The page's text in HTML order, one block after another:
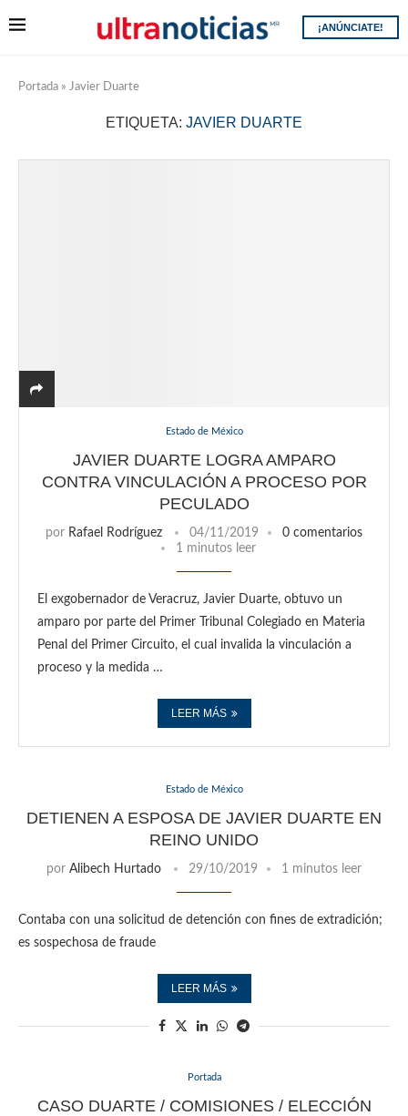
¡ANÚNCIATE!
Portada » Javier Duarte
ETIQUETA: JAVIER DUARTE
Estado de México
JAVIER DUARTE LOGRA AMPARO
CONTRA VINCULACIÓN A PROCESO POR
PECULADO
por Rafael Rodríguez 04/11/2019
0 comentarios
1 minutos leer
El exgobernador de Veracruz, Javier Duarte, obtuvo un
amparo por parte del Primer Tribunal Colegiado en Materia
Penal del Primer Circuito, el cual invalida la vinculación a
proceso y la medida …
LEER MÁS
Estado de México
DETIENEN A ESPOSA DE JAVIER DUARTE EN
REINO UNIDO
por Alibech Hurtado 29/10/2019 1 minutos leer
Contaba con una solicitud de detención con fines de extradición;
es sospechosa de fraude
LEER MÁS
Portada
CASO DUARTE / COMISIONES / ELECCIÓN